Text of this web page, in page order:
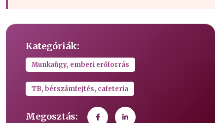
Kategóriák:
Munkaügy, emberi erőforrás
TB, bérszámfejtés, cafeteria
Megosztás: